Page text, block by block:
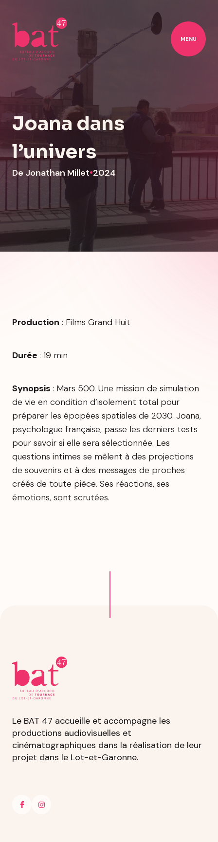
MENU
Joana dans
l’univers
De Jonathan Millet•2024
Production : Films Grand Huit
Durée : 19 min
Synopsis : Mars 500. Une mission de simulation
de vie en condition d’isolement total pour
préparer les épopées spatiales de 2030. Joana,
psychologue française, passe les derniers tests
pour savoir si elle sera sélectionnée. Les
questions intimes se mêlent à des projections
de souvenirs et à des messages de proches
créés de toute pièce. Ses réactions, ses
émotions, sont scrutées.
Le BAT 47 accueille et accompagne les
productions audiovisuelles et
cinématographiques dans la réalisation de leur
projet dans le Lot-et-Garonne.